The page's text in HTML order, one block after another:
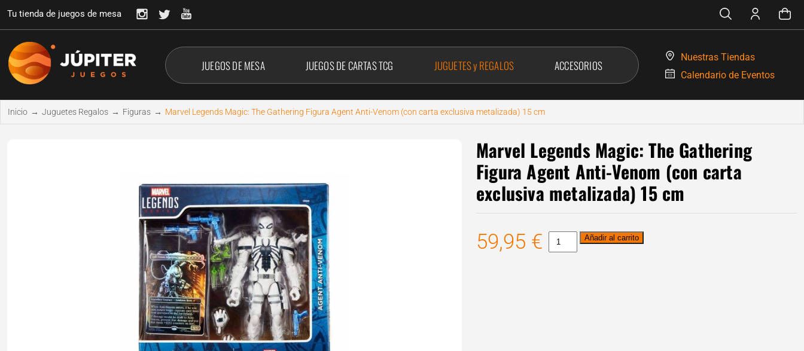
Tu tienda de juegos de mesa
JUEGOS DE MESA JUEGOS DE CARTASTCG JUGUETES y REGALOS ACCESORIOS
Nuestras Tiendas
Calendario de Eventos
Inicio → Juguetes Regalos → Figuras → Marvel Legends Magic: The Gathering Figura Agent Anti-Venom (con carta exclusiva metalizada) 15 cm
Marvel Legends Magic: The Gathering
Figura Agent Anti-Venom (con carta
exclusiva metalizada) 15 cm
59,95 €
Marvel
Legends
Añadir al carrito